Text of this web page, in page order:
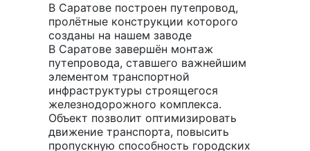
В Саратове построен путепровод,
пролётные конструкции которого
созданы на нашем заводе
В Саратове завершён монтаж
путепровода, ставшего важнейшим
элементом транспортной
инфраструктуры строящегося
железнодорожного комплекса.
Объект позволит оптимизировать
движение транспорта, повысить
пропускную способность городских